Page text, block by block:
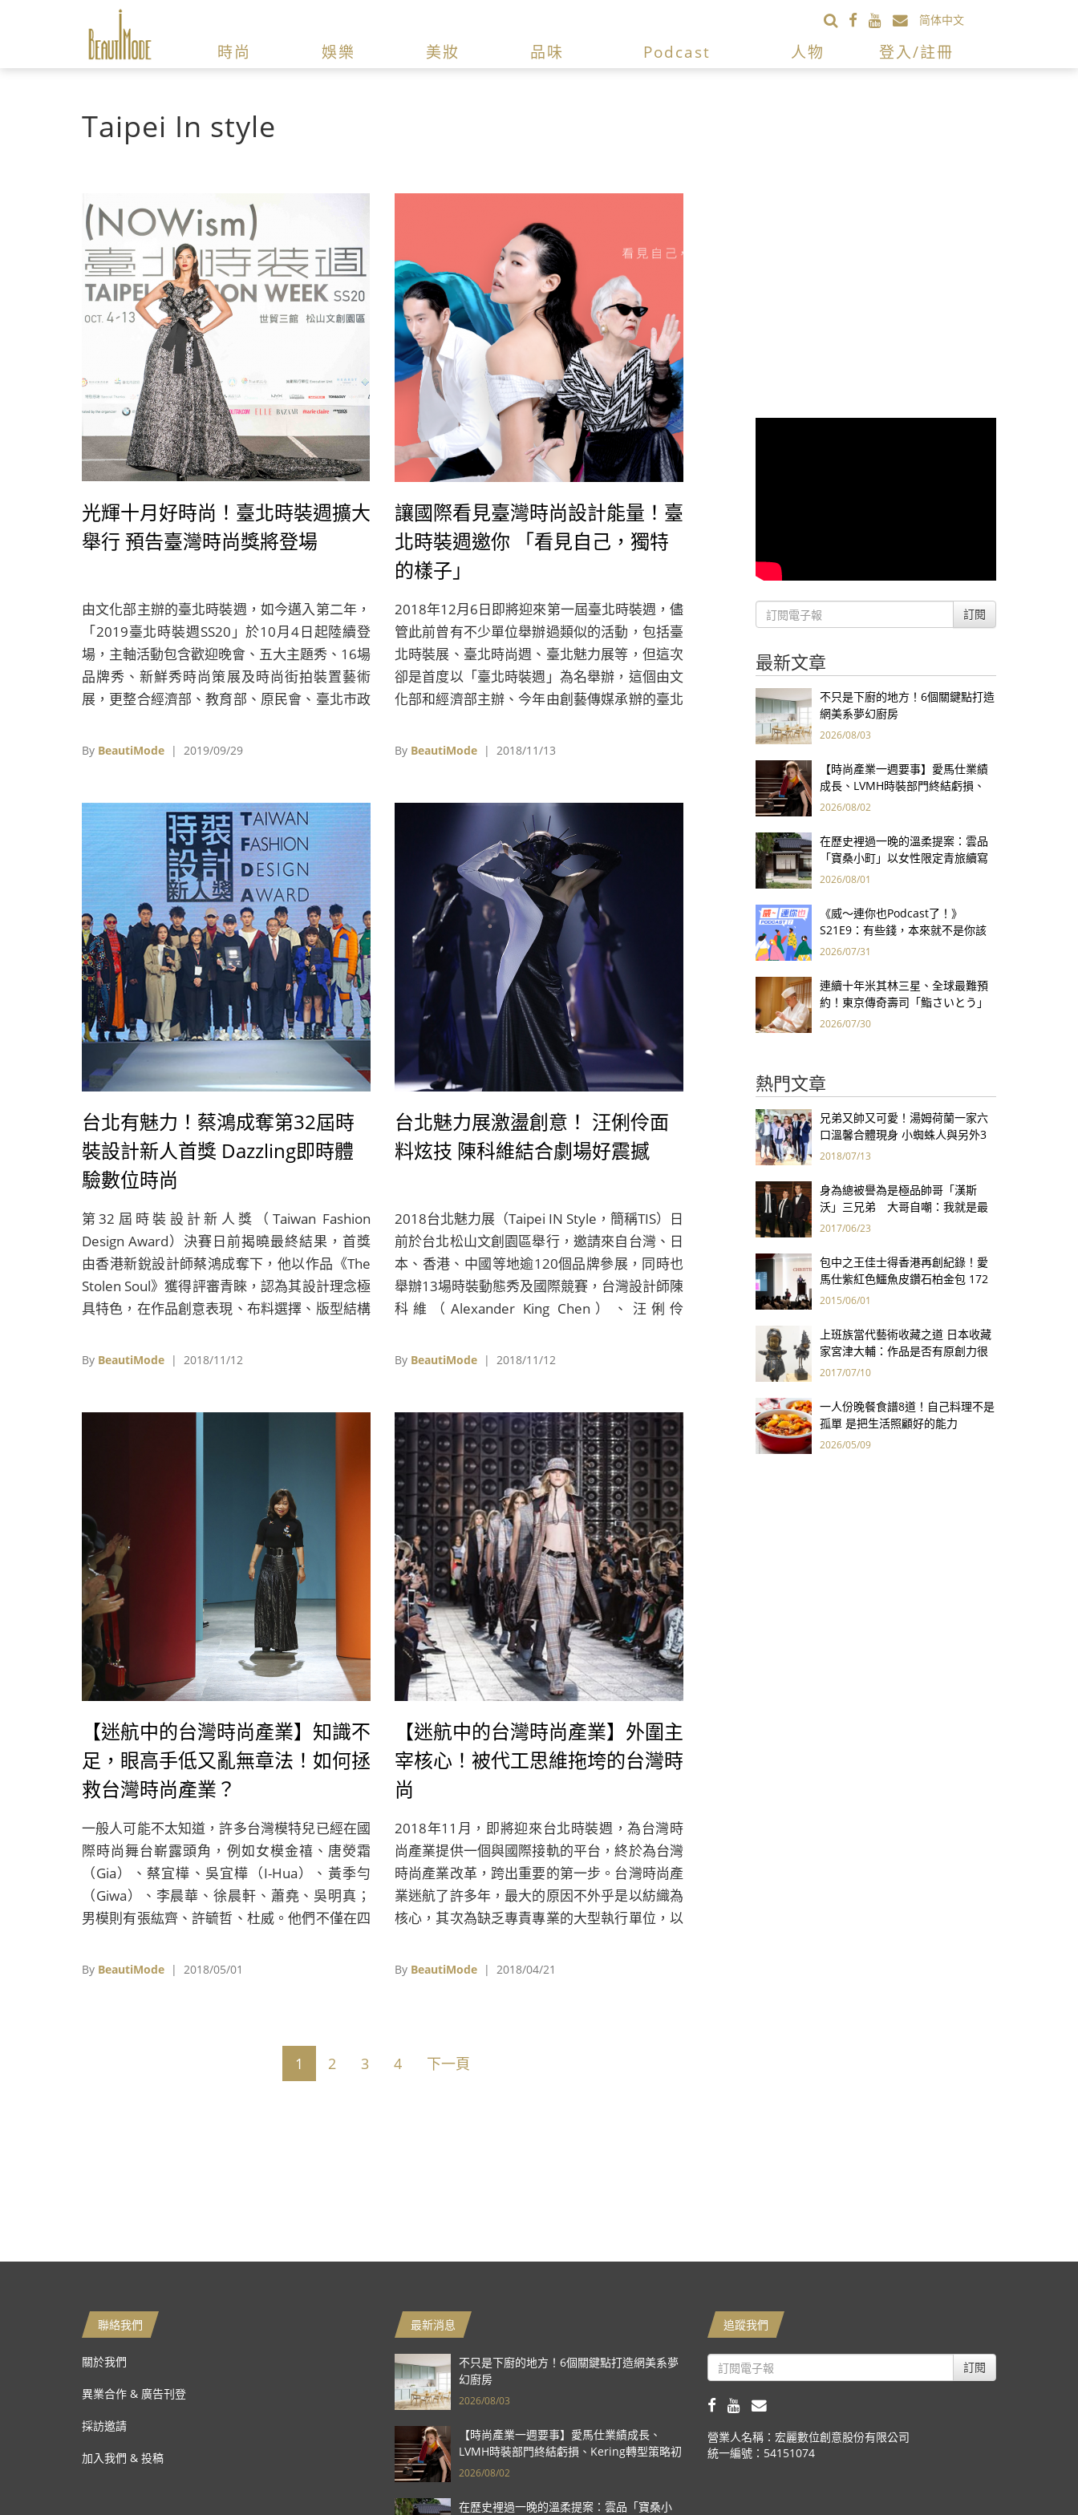
简体中文
時尚 娛樂 美妝 品味 Podcast 人物 登入/註冊
Taipei In style
光輝十月好時尚！臺北時裝週擴大
舉行 預告臺灣時尚獎將登場
由文化部主辦的臺北時裝週，如今邁入第二年，
「2019臺北時裝週SS20」於10月4日起陸續登
場，主軸活動包含歡迎晚會、五大主題秀、16場
品牌秀、新鮮秀時尚策展及時尚街拍裝置藝術
展，更整合經濟部、教育部、原民會、臺北市政
文化的元素，讓在地文化與國際接軌，更呈現出
By BeautiMode | 2019/09/29
讓國際看見臺灣時尚設計能量！臺
北時裝週邀你 「看見自己，獨特
的樣子」
2018年12月6日即將迎來第一屆臺北時裝週，儘
管此前曾有不少單位舉辦過類似的活動，包括臺
北時裝展、臺北時尚週、臺北魅力展等，但這次
卻是首度以「臺北時裝週」為名舉辦，這個由文
化部和經濟部主辦、今年由創藝傳媒承辦的臺北
起口碑與國際能見度，第三年再比照國際時裝週
By BeautiMode | 2018/11/13
台北有魅力！蔡鴻成奪第32屆時
裝設計新人首獎 Dazzling即時體
驗數位時尚
第32屆時裝設計新人獎（Taiwan Fashion
Design Award）決賽日前揭曉最終結果，首獎
由香港新銳設計師蔡鴻成奪下，他以作品《The
Stolen Soul》獲得評審青睞，認為其設計理念極
具特色，在作品創意表現、布料選擇、版型結構
19國共426位參賽者中脫穎而出可謂實至名歸。
By BeautiMode | 2018/11/12
台北魅力展激盪創意！ 汪俐伶面
料炫技 陳科維結合劇場好震撼
2018台北魅力展（Taipei IN Style，簡稱TIS）日
前於台北松山文創園區舉行，邀請來自台灣、日
本、香港、中國等地逾120個品牌參展，同時也
舉辦13場時裝動態秀及國際競賽，台灣設計師陳
科維（Alexander King Chen）、汪俐伶
良（Gioia Pan）、許艷玲（Yenline）等人，也
By BeautiMode | 2018/11/12
【迷航中的台灣時尚產業】知識不
足，眼高手低又亂無章法！如何拯
救台灣時尚產業？
一般人可能不太知道，許多台灣模特兒已經在國
際時尚舞台嶄露頭角，例如女模金禧、唐熒霜
（Gia）、蔡宜樺、吳宜樺（I-Hua）、黃季勻
（Giwa）、李晨華、徐晨軒、蕭堯、吳明真；
男模則有張紘齊、許毓哲、杜威。他們不僅在四
Model.com。另外像徐蔚晴、賴孟諭等人，也很
By BeautiMode | 2018/05/01
【迷航中的台灣時尚產業】外圍主
宰核心！被代工思維拖垮的台灣時
尚
2018年11月，即將迎來台北時裝週，為台灣時
尚產業提供一個與國際接軌的平台，終於為台灣
時尚產業改革，跨出重要的第一步。台灣時尚產
業迷航了許多年，最大的原因不外乎是以紡織為
核心，其次為缺乏專責專業的大型執行單位，以
尚產業以及相關專責執行單位如何組織架構，來
By BeautiMode | 2018/04/21
1 2 3 4 下一頁
訂閱
最新文章
不只是下廚的地方！6個關鍵點打造
網美系夢幻廚房
2026/08/03
【時尚產業一週要事】愛馬仕業績
成長、LVMH時裝部門終結虧損、
Kering轉型策略初現成效、Prada
2026/08/02
在歷史裡過一晚的溫柔提案：雲品
「寶桑小町」以女性限定青旅續寫
台東老屋記憶
2026/08/01
《威～連你也Podcast了！》
S21E9：有些錢，本來就不是你該
賺的——讀《一個投機者的告白》
2026/07/31
連續十年米其林三星、全球最難預
約！東京傳奇壽司「鮨さいとう」
為何破例首度來台？
2026/07/30
熱門文章
兄弟又帥又可愛！湯姆荷蘭一家六
口溫馨合體現身 小蜘蛛人與另外3
個弟弟感情超好！
2018/07/13
身為總被譽為是極品帥哥「漢斯
沃」三兄弟 大哥自嘲：我就是最
矮的那一個！
2017/06/23
包中之王佳士得香港再創紀錄！愛
馬仕紫紅色鱷魚皮鑽石柏金包 172
萬港幣創全球手袋拍賣最高價
2015/06/01
上班族當代藝術收藏之道 日本收藏
家宮津大輔：作品是否有原創力很
重要
2017/07/10
一人份晚餐食譜8道！自己料理不是
孤單 是把生活照顧好的能力
2026/05/09
聯絡我們
關於我們
異業合作 & 廣告刊登
採訪邀請
加入我們 & 投稿
最新消息
不只是下廚的地方！6個關鍵點打造網美系夢
幻廚房
2026/08/03
【時尚產業一週要事】愛馬仕業績成長、
LVMH時裝部門終結虧損、Kering轉型策略初
現成效、Prada集團財報亮眼
2026/08/02
在歷史裡過一晚的溫柔提案：雲品「寶桑小
追蹤我們
訂閱
營業人名稱：宏麗數位創意股份有限公司
統一編號：54151074